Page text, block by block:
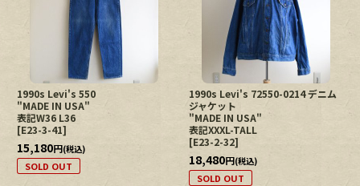
1990s Levi's 550
"MADE IN USA"
表記W36 L36
[E23-3-41]
15,180円(税込)
SOLD OUT
1990s Levi's 72550-0214 デニム
ジャケット
"MADE IN USA"
表記XXXL-TALL
[E23-2-32]
18,480円(税込)
SOLD OUT